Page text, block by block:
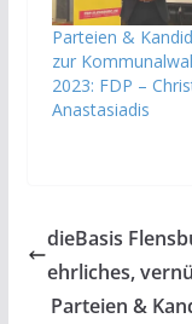
Parteien &
zur
2023: FDP –
Anastasiadis
dieBasis
ehrliches,
Parteien &